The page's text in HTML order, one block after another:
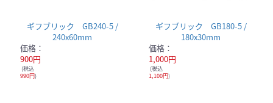
ギフブリック GB240-5 /
240x60mm
価格：
900円
(税込
990円)
ギフブリック GB180-5 /
180x30mm
価格：
1,000円
(税込
1,100円)